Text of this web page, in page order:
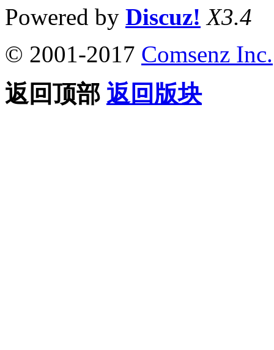
Powered by Discuz! X3.4
© 2001-2017 Comsenz Inc.
返回顶部 返回版块